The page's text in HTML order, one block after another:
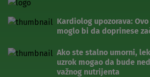
Kardiolog upozorava:
moglo bi da doprinese
Ako ste stalno umorni,
uzrok mogao da bude
važnog nutrijenta